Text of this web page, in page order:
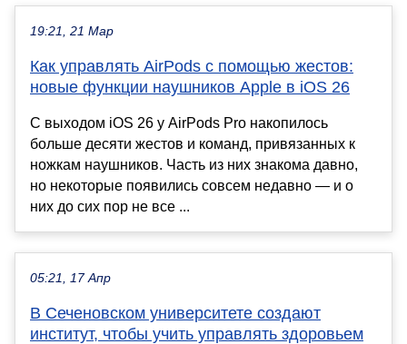
19:21, 21 Мар
Как управлять AirPods с помощью жестов:
новые функции наушников Apple в iOS 26
С выходом iOS 26 у AirPods Pro накопилось
больше десяти жестов и команд, привязанных к
ножкам наушников. Часть из них знакома давно,
но некоторые появились совсем недавно — и о
них до сих пор не все ...
05:21, 17 Апр
В Сеченовском университете создают
институт, чтобы учить управлять здоровьем